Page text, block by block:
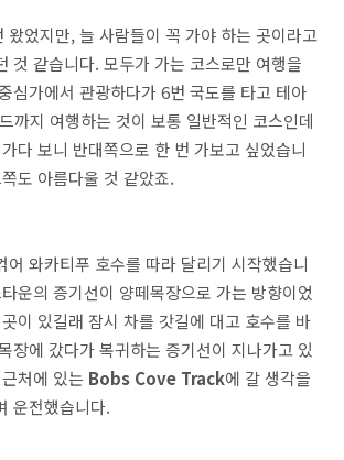
왔었지만, 늘 사람들이 꼭 가야 하는 곳이라고
것 같습니다. 모두가 가는 코스로만 여행을
심가에서 관광하다가 6번 국도를 타고 테아
까지 여행하는 것이 보통 일반적인 코스인데
다 보니 반대쪽으로 한 번 가보고 싶었습니
도 아름다울 것 같았죠.
어 와카티푸 호수를 따라 달리기 시작했습니
운의 증기선이 양떼목장으로 가는 방향이었
이 있길래 잠시 차를 갓길에 대고 호수를 바
장에 갔다가 복귀하는 증기선이 지나가고 있
처에 있는 Bobs Cove Track에 갈 생각을
운전했습니다.